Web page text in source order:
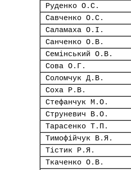
Руденко О.С.
Савченко О.С.
Саламаха О.І.
Санченко О.В.
Семінський О.В.
Сова О.Г.
Соломчук Д.В.
Соха Р.В.
Стефанчук М.О.
Струневич В.О.
Тарасенко Т.П.
Тимофійчук В.Я.
Тістик Р.Я.
Ткаченко О.В.